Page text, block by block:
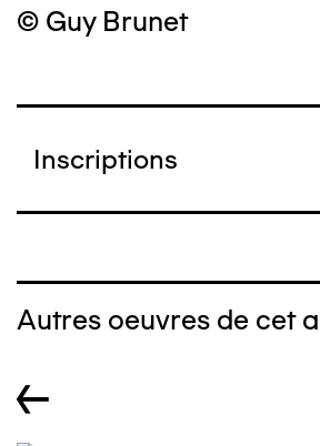
© Guy Brunet
Inscriptions
Autres oeuvres de cet
←